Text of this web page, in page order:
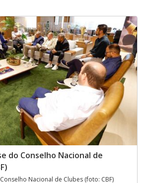
do Conselho Nacional de
Nacional de Clubes (foto: CBF)